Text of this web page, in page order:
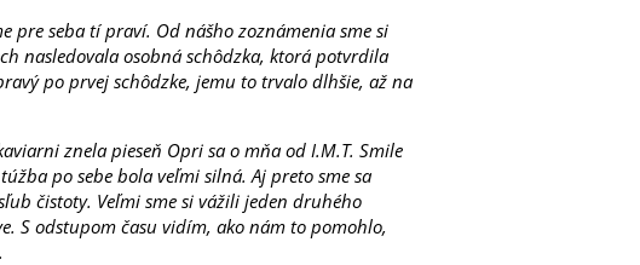
pre seba tí praví. Od nášho zoznámenia sme si
nasledovala osobná schôdzka, ktorá potvrdila
po prvej schôdzke, jemu to trvalo dlhšie, až na
znela pieseň Opri sa o mňa od I.M.T. Smile
po sebe bola veľmi silná. Aj preto sme sa
čistoty. Veľmi sme si vážili jeden druhého
S odstupom času vidím, ako nám to pomohlo,